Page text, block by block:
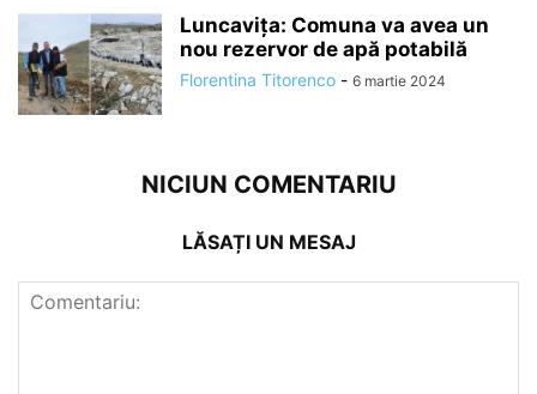
Luncavița: Comuna va avea un
nou rezervor de apă potabilă
Florentina Titorenco - 6 martie 2024
NICIUN COMENTARIU
LĂSAȚI UN MESAJ